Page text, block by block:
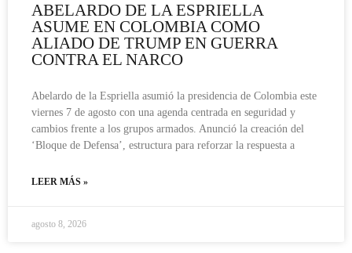
ABELARDO DE LA ESPRIELLA
ASUME EN COLOMBIA COMO
ALIADO DE TRUMP EN GUERRA
CONTRA EL NARCO
Abelardo de la Espriella asumió la presidencia de Colombia este
viernes 7 de agosto con una agenda centrada en seguridad y
cambios frente a los grupos armados. Anunció la creación del
‘Bloque de Defensa’, estructura para reforzar la respuesta a
LEER MÁS »
agosto 8, 2026